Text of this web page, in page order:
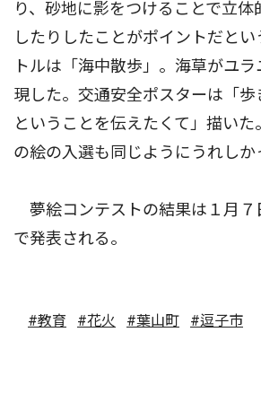
り、砂地に影をつけることで立体
したりしたことがポイントだとい
トルは「海中散歩」。海草がユ
現した。交通安全ポスターは「歩
ということを伝えたくて」描い
の絵の入選も同じようにうれしか
夢絵コンテストの結果は１月７
で発表される。
#教育 #花火 #葉山町 #逗子市